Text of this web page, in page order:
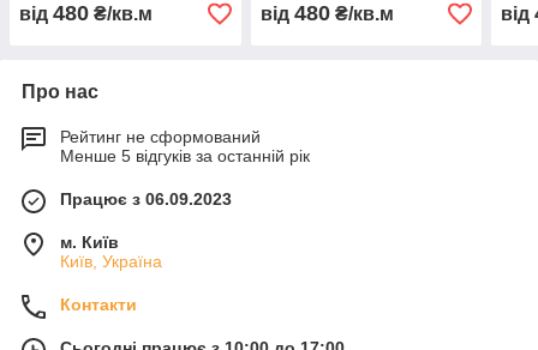
від 480 ₴/кв.м від 480₴/кв.м від
Про нас
Рейтинг не сформований
Менше 5 відгуків за останній рік
Працює з 06.09.2023
м. Київ
Київ, Україна
Контакти